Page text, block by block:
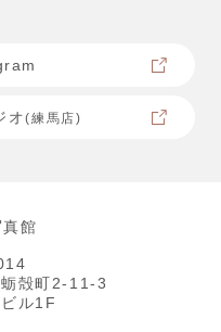
オ(練馬店)
館
殻町2-11-3
ル1F